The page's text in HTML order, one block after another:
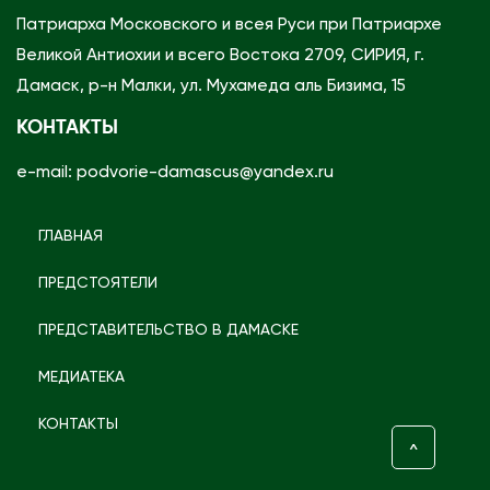
Патриарха Московского и всея Руси при Патриархе
Великой Антиохии и всего Востока 2709, СИРИЯ, г.
Дамаск, р-н Малки, ул. Мухамеда аль Бизима, 15
КОНТАКТЫ
e-mail: podvorie-damascus@yandex.ru
ГЛАВНАЯ
ПРЕДСТОЯТЕЛИ
ПРЕДСТАВИТЕЛЬСТВО В ДАМАСКЕ
МЕДИАТЕКА
КОНТАКТЫ
^